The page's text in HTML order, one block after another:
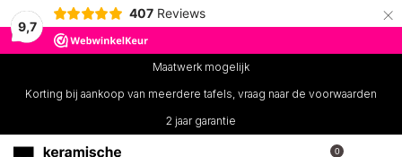
9,7
407 Reviews ×
Maatwerk mogelijk
Korting bij aankoop van meerdere tafels, vraag naar de voorwaarden
2 jaar garantie
0